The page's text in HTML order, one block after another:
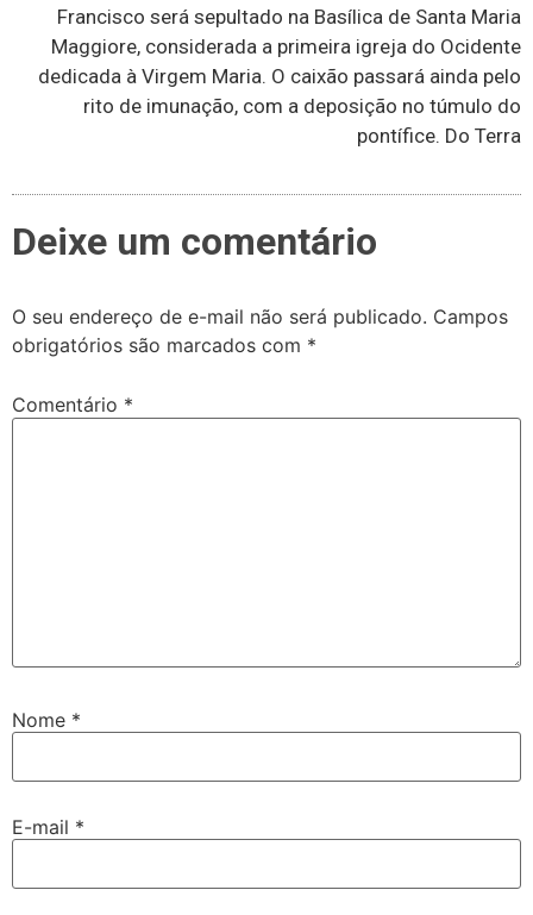
Francisco será sepultado na Basílica de Santa Maria
Maggiore, considerada a primeira igreja do Ocidente
dedicada à Virgem Maria. O caixão passará ainda pelo
rito de imunação, com a deposição no túmulo do
pontífice. Do Terra
Deixe um comentário
O seu endereço de e-mail não será publicado. Campos
obrigatórios são marcados com *
Comentário *
Nome *
E-mail *